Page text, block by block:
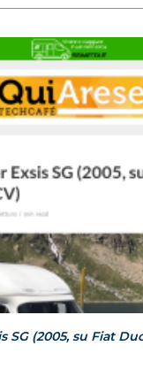
SG (2005, su Fiat